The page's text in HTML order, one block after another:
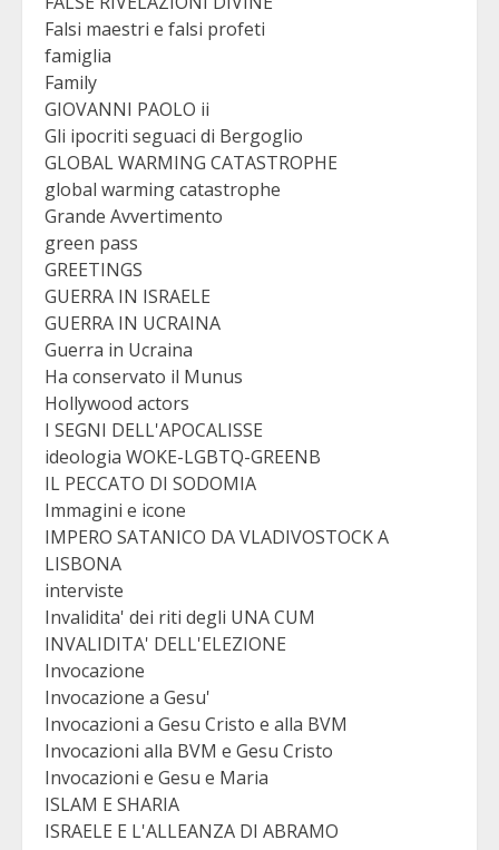
Falsi maestri e falsi profeti
famiglia
Family
GIOVANNI PAOLO ii
Gli ipocriti seguaci di Bergoglio
GLOBAL WARMING CATASTROPHE
global warming catastrophe
Grande Avvertimento
green pass
GREETINGS
GUERRA IN ISRAELE
GUERRA IN UCRAINA
Guerra in Ucraina
Ha conservato il Munus
Hollywood actors
I SEGNI DELL'APOCALISSE
ideologia WOKE-LGBTQ-GREENB
IL PECCATO DI SODOMIA
Immagini e icone
IMPERO SATANICO DA VLADIVOSTOCK A
LISBONA
interviste
Invalidita' dei riti degli UNA CUM
INVALIDITA' DELL'ELEZIONE
Invocazione
Invocazione a Gesu'
Invocazioni a Gesu Cristo e alla BVM
Invocazioni alla BVM e Gesu Cristo
Invocazioni e Gesu e Maria
ISLAM E SHARIA
ISRAELE E L'ALLEANZA DI ABRAMO